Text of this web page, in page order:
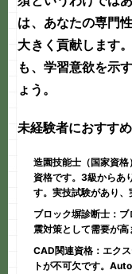
は、あなたの専門
大きく貢献します
も、学習意欲を示
ょう。
未経験者におすす
造園技能士（国家資格
資格です。3級からあ
す。実技試験があり、
ブロック塀診断士： ブ
震対策として需要が高
CAD関連資格：エク
トが不可欠です。